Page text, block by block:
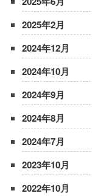
2025年2月
2024年12月
2024年10月
2024年9月
2024年8月
2024年7月
2023年10月
2022年10月